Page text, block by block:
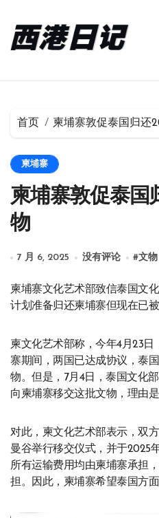
首页 柬埔寨敦促泰国归还
柬埔寨
柬埔寨敦促泰国
物
7 月 6, 2025 没有评论 #文物
柬埔寨文化艺术部致信泰国文化部长佩通坦，敦促其归还原
计划准备归还柬埔寨但现在已
柬文化艺术部称，今年4月23
寨期间，两国已达成协议，泰
物。但是，7月4日，泰国文化
向柬埔寨移交这批文物，理由
对此，柬文化艺术部表示，双
曼谷举行移交仪式，并于2025
所有运输费用均由柬埔寨承担
担。因此，柬埔寨希望泰国方面